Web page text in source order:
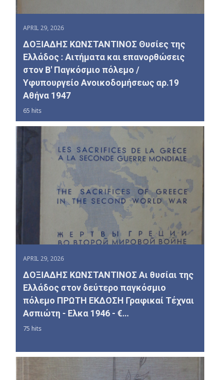
APRIL 29, 2026
ΔΟΞΙΑΔΗΣ ΚΩΝΣΤΑΝΤΙΝΟΣ Θυσίες της
Ελλάδος : Αιτήματα και επανορθώσεις
στον Β' Παγκόσμιο πόλεμο /
Υφυπουργείο Ανοικοδομήσεως αρ.19
Αθήνα 1947
65 hits
APRIL 29, 2026
ΔΟΞΙΑΔΗΣ ΚΩΝΣΤΑΝΤΙΝΟΣ Αι θυσίαι της
Ελλάδος στον δεύτερο παγκόσμιο
πόλεμο ΠΡΩΤΗ ΕΚΔΟΣΗ Γραφικαί Τέχναι
Ασπιώτη - Ελκα 1946 - €…
75 hits